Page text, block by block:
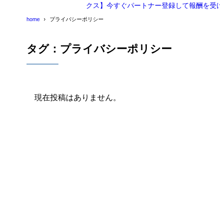
クス】今すぐパートナー登録して報酬を受
home プライバシーポリシー
タグ：プライバシーポリシー
現在投稿はありません。